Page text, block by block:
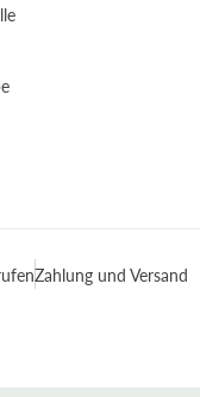
Zahlung und Versand